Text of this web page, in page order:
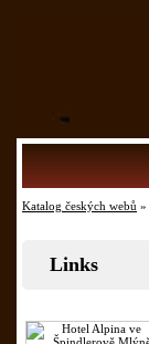
Katalog českých webů »
Links